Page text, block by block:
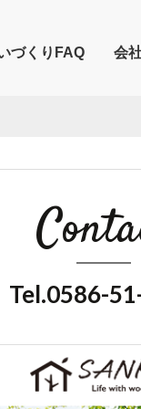
づくりFAQ 会
Tel.0586-